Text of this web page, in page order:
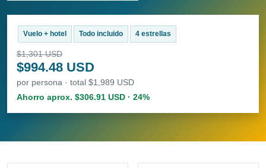
Vuelo + hotel Todo incluido 4 estrellas
$1,301 USD
$994.48 USD
por persona · total $1,989 USD
Ahorro aprox. $306.91 USD · 24%